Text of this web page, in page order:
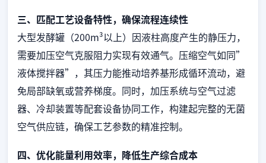
三、匹配工艺设备特性，确保流程连续性
大型发酵罐（200m³以上）因液柱高度产生的静压力，
需要加压空气克服阻力实现有效通气。压缩空气如同”
液体搅拌器”，其压力能推动培养基形成循环流动，避
免局部缺氧或营养梯度。同时，加压系统与空气过滤
器、冷却装置等配套设备协同工作，构建起完整的无菌
空气供应链，确保工艺参数的精准控制。
四、优化能量利用效率，降低生产综合成本